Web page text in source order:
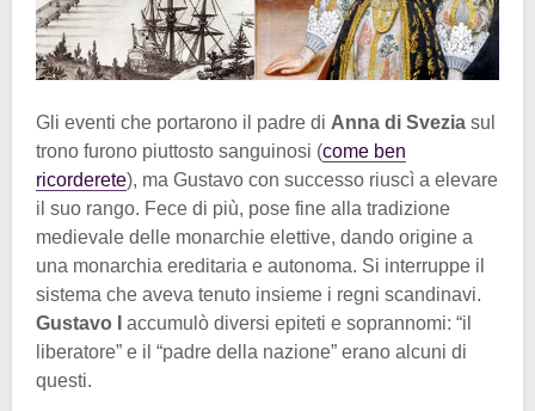
Gli eventi che portarono il padre di Anna di Svezia sul
trono furono piuttosto sanguinosi (come ben
ricorderete), ma Gustavo con successo riuscì a elevare
il suo rango. Fece di più, pose fine alla tradizione
medievale delle monarchie elettive, dando origine a
una monarchia ereditaria e autonoma. Si interruppe il
sistema che aveva tenuto insieme i regni scandinavi.
Gustavo I
accumulò diversi epiteti e soprannomi: “il
liberatore” e il “padre della nazione” erano alcuni di
questi.